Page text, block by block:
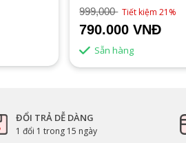
999,000 Tiết kiệm 21%
790.000 VNĐ
Sẵn hàng
ĐỔI TRẢ DỄ DÀNG
1 đổi 1 trong 15 ngày